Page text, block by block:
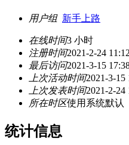
用户组 新手上路
在线时间3 小时
注册时间2021-2-24
最后访问2021-3-15
上次活动时间2021-3-15
上次发表时间2021-2-24
所在时区使用系统默认
统计信息